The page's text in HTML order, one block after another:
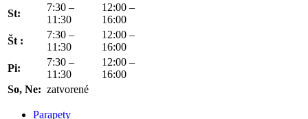
St:
7:30 –
11:30
12:00 –
16:00
Št :
7:30 –
11:30
12:00 –
16:00
Pi:
7:30 –
11:30
12:00 –
16:00
So, Ne: zatvorené
Parapety